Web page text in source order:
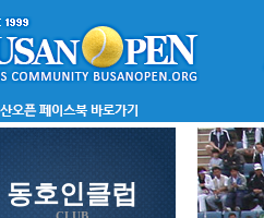
동호인클럽